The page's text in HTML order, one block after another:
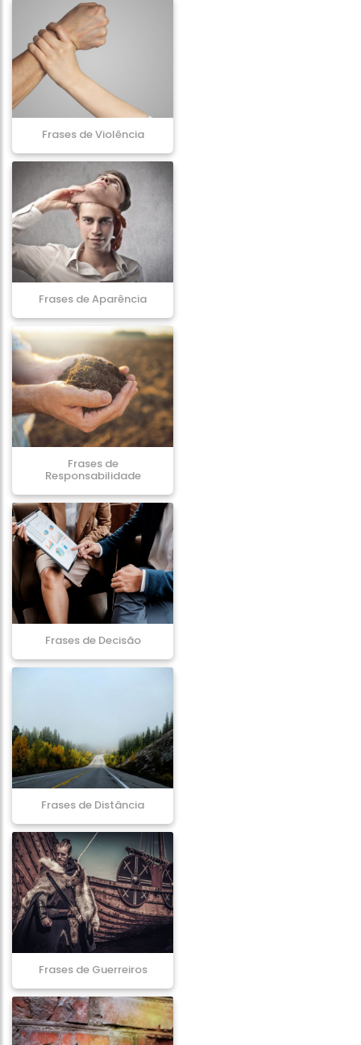
Frases de Violência
Frases de Aparência
Frases de
Responsabilidade
Frases de Decisão
Frases de Distância
Frases de Guerreiros